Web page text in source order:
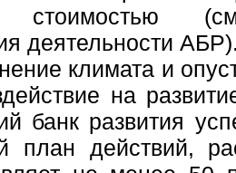
стоимостью
деятельности
климата и
на
банк развития
план действий,